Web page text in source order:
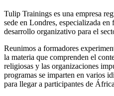
Tulip Trainings es una empresa
sede en Londres, especializada
desarrollo organizativo para el
Reunimos a formadores
la materia que comprenden el
religiosas y las organizaciones
programas se imparten en varios
para llegar a participantes de